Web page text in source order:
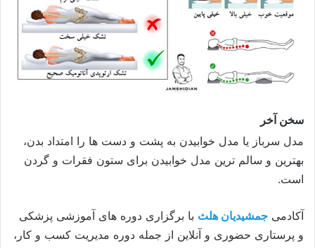
سخن آخر
مدل سرباز یا مدل خوابیدن به پشت و دست ها را امتداد بدن،
بهترین و سالم ترین مدل خوابیدن برای ستون فقرات و گردن
است.
آکادمی جمشیدیان هلث با برگزاری دوره های آموزشی پزشکی
و پرستاری حضوری و آنلاین از جمله دوره مدیریت کسب و کار،